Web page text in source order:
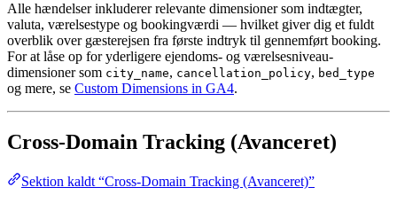
Alle hændelser inkluderer relevante dimensioner som indtægter,
valuta, værelsestype og bookingværdi — hvilket giver dig et fuldt
overblik over gæsterejsen fra første indtryk til gennemført booking.
For at låse op for yderligere ejendoms- og værelsesniveau-
dimensioner som city_name, cancellation_policy, bed_type
og mere, se Custom Dimensions in GA4.
Cross-Domain Tracking (Avanceret)
Sektion kaldt “Cross-Domain Tracking (Avanceret)”